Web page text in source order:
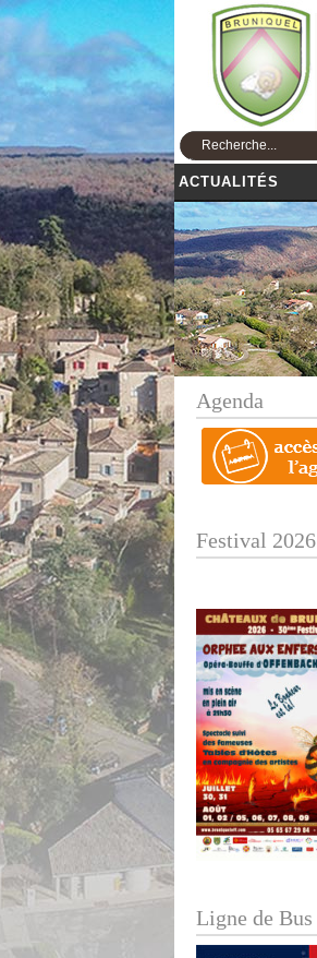
ACTUALITÉS
Agenda
Festival 2026
Ligne de Bus